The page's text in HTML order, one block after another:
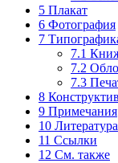
5 Плакат
6 Фотография
7
7.1
7.2
7.3
8
9 Примечания
10 Литература
11 Ссылки
12 См. также